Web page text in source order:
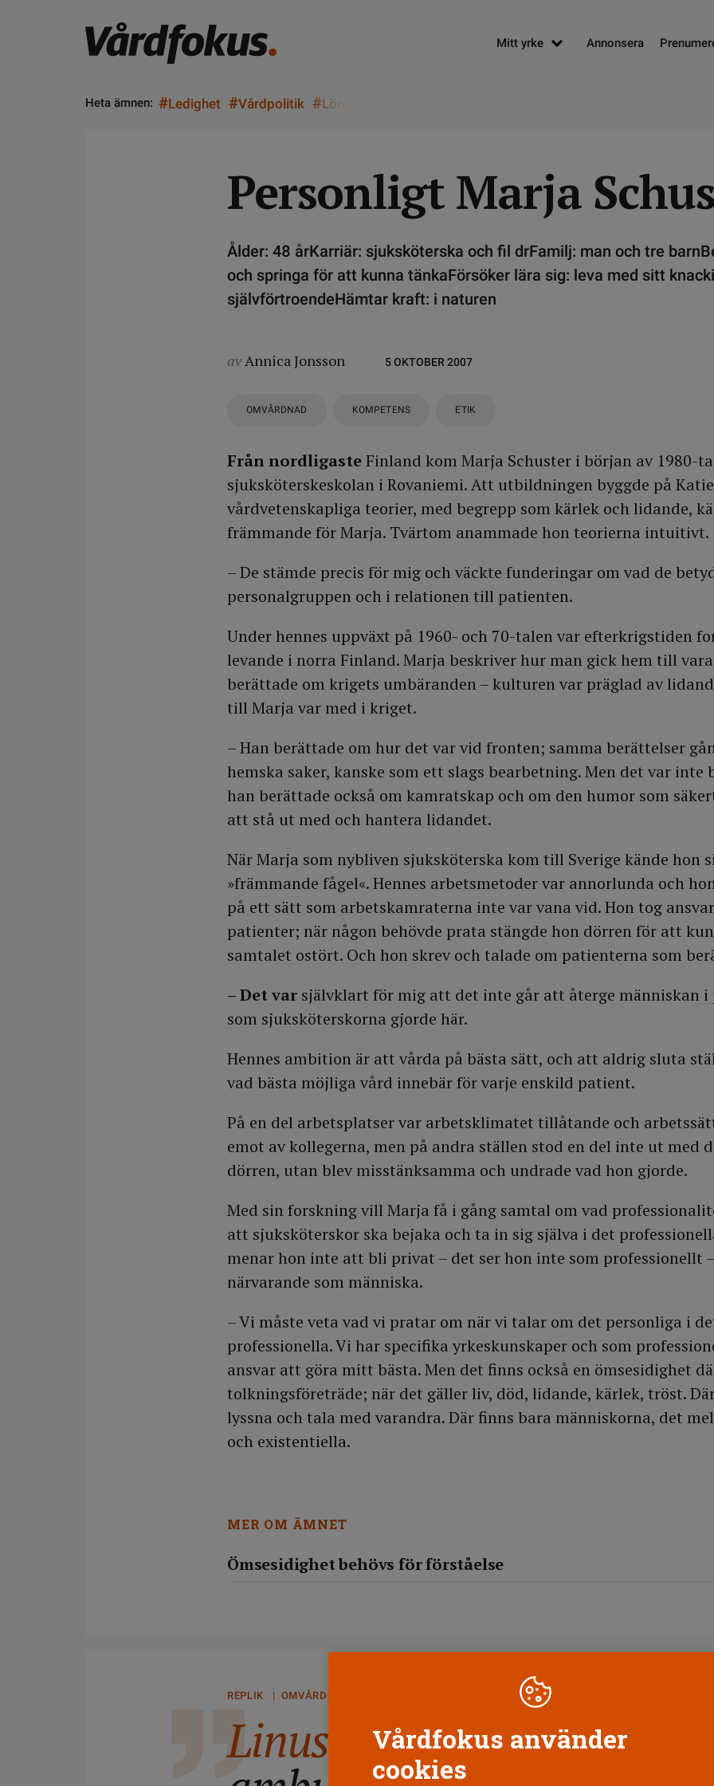
Mitt yrke Annonsera
Heta ämnen: #Ledighet #Vårdpolitik #Lön
Personligt Marja
Ålder: 48 årKarriär: sjuksköterska och fil drFamilj: man och tre
och springa för att kunna tänkaFörsöker lära sig: leva med sitt
självförtroendeHämtar kraft: i naturen
avAnnica Jonsson 5 OKTOBER 2007
OMVÅRDNAD KOMPETENS ETIK
Från nordligasteFinland kom Marja Schuster i början av 1980-
sjuksköterskeskolan i Rovaniemi. Att utbildningen byggde på
vårdvetenskapliga teorier, med begrepp som kärlek och lidande,
främmande för Marja. Tvärtom anammade hon teorierna intuitivt.
– De stämde precis för mig och väckte funderingar om vad de
personalgruppen och i relationen till patienten.
Under hennes uppväxt på 1960- och 70-talen var efterkrigstiden
levande i norra Finland. Marja beskriver hur man gick hem till
berättade om krigets umbäranden – kulturen var präglad av
till Marja var med i kriget.
– Han berättade om hur det var vid fronten; samma berättelser
hemska saker, kanske som ett slags bearbetning. Men det var inte
han berättade också om kamratskap och om den humor som
att stå ut med och hantera lidandet.
När Marja som nybliven sjuksköterska kom till Sverige kände hon
»främmande fågel«. Hennes arbetsmetoder var annorlunda och
på ett sätt som arbetskamraterna inte var vana vid. Hon tog
patienter; när någon behövde prata stängde hon dörren för att
samtalet ostört. Och hon skrev och talade om patienterna som
– Det var självklart för mig att det inte går att återge människan
som sjuksköterskorna gjorde här.
Hennes ambition är att vårda på bästa sätt, och att aldrig sluta
vad bästa möjliga vård innebär för varje enskild patient.
På en del arbetsplatser var arbetsklimatet tillåtande och
emot av kollegerna, men på andra ställen stod en del inte ut med
dörren, utan blev misstänksamma och undrade vad hon gjorde.
Med sin forskning vill Marja få i gång samtal om vad
att sjuksköterskor ska bejaka och ta in sig själva i det
menar hon inte att bli privat – det ser hon inte som professionellt
närvarande som människa.
– Vi måste veta vad vi pratar om när vi talar om det personliga i
professionella. Vi har specifika yrkeskunskaper och som
ansvar att göra mitt bästa. Men det finns också en ömsesidighet
tolkningsföreträde; när det gäller liv, död, lidande, kärlek, tröst.
lyssna och tala med varandra. Där finns bara människorna, det
och existentiella.
MER OM ÄMNET
Ömsesidighet behövs för förståelse
REPLIK | OMVÅRDNAD
Linus Törneberg:Bilden
Vårdfokus använder
cookies